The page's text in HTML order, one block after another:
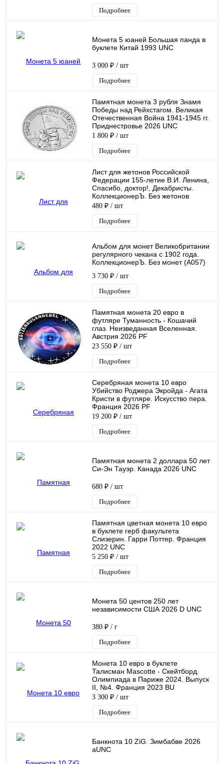
Подробнее
Монета 5 юаней Большая панда в
буклете Китай 1993 UNC
3 000 ₽ / шт
Подробнее
Памятная монета 3 рубля Знамя
Победы над Рейхстагом. Великая
Отечественная Война 1941-1945 гг.
Приднестровье 2026 UNC
1 800 ₽ / шт
Подробнее
Лист для жетонов Российской
Федерации 155-летие В.И. Ленина,
Спасибо, доктор!, Декабристы.
КоллекционерЪ. Без жетонов
(P0081)
480 ₽ / шт
Подробнее
Альбом для монет Великобритании
регулярного чекана с 1902 года.
КоллекционерЪ. Без монет (A057)
3 730 ₽ / шт
Подробнее
Памятная монета 20 евро в
футляре Туманность - Кошачий
глаз. Неизведанная Вселенная.
Австрия 2026 PF
23 550 ₽ / шт
Подробнее
Серебряная монета 10 евро
Убийcтвo Роджера Экройда - Агата
Кристи в футляре. Искусство пера.
Франция 2026 PF
19 200 ₽ / шт
Подробнее
Памятная монета 2 доллара 50 лет
Си-Эн Тауэр. Канада 2026 UNC
680 ₽ / шт
Подробнее
Памятная цветная монета 10 евро
в буклете герб факультета
Слизерин. Гарри Поттер. Франция
2022 UNC
5 250 ₽ / шт
Подробнее
Монета 50 центов 250 лет
независимости США 2026 D UNC
380 ₽ / г
Подробнее
Монета 10 евро в буклете
Талисман Mascotte - Скейтборд.
Олимпиада в Париже 2024. Выпуск
II, №4. Франция 2023 BU
3 300 ₽ / шт
Подробнее
Банкнота 10 ZiG. Зимбабве 2026
aUNC